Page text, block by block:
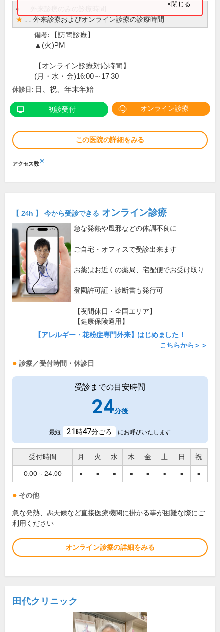
●
★ … 外来診療およびオンライン診療の診療時間
×閉じる
備考:
【訪問診療】
▲(火)PM
【オンライン診療対応時間】
(月・水・金)16:00～17:30
休診日: 日、祝、年末年始
初診受付 オンライン診療
この医院の詳細をみる
アクセス数※
【 24h 】 今から受診できる オンライン診療
急な発熱や風邪などの体調不良に
ご自宅・オフィスで受診出来ます
お薬はお近くの薬局、宅配便でお受け取り
登園許可証・診断書も発行可
【夜間休日・全国エリア】
【健康保険適用】
【アレルギー・花粉症専門外来】はじめました！
こちらから＞＞
診療／受付時間・休診日
受診までの目安時間
24分後
最短 21時47分ごろ にお呼びいたします
受付時間 月 火 水 木 金 土 日 祝
0:00～24:00 ● ● ● ● ● ● ● ●
その他
急な発熱、悪天候など直接医療機関に掛かる事が困難な際にご
利用ください
オンライン診療の詳細をみる
田代クリニック